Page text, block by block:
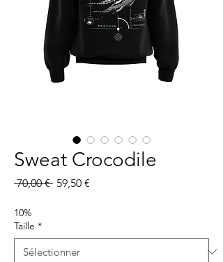
Sweat Crocodile
70,00 € Prix
59,50 €
10%
Taille *